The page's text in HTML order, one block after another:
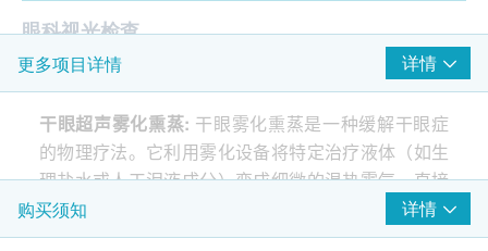
眼科视光检查
视力测试
电脑验光
裂隙灯外眼检查
泪液分泌功能测定
睑板腺照影检查
泪膜破裂时间测试
更多项目详情 详情
干眼超声雾化熏蒸: 干眼雾化熏蒸是一种缓解干眼症
的物理疗法。它利用雾化设备将特定治疗液体（如生
理盐水或人工泪液成分）变成细微的温热雾气，直接
作用于眼部。主要作用包括：通过温热软化堵塞的睑
板腺油脂、湿润眼表、促进局部血液循环和药物吸
购买须知 详情